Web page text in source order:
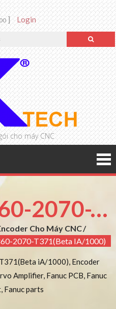
] Login
cho máy CNC
FANUC A860-2070-T371(BETA IA/1000)
Cho Máy CNC
2070-T371(Beta IA/1000)
iA/1000), Encoder
Amplifier, Fanuc PCB, Fanuc
Fanuc parts